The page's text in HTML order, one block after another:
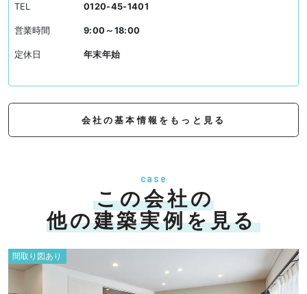
TEL 0120-45-1401
営業時間 9:00～18:00
定休日 年末年始
会社の基本情報をもっと見る
case
この会社の
他の建築実例を見る
間取り図あり